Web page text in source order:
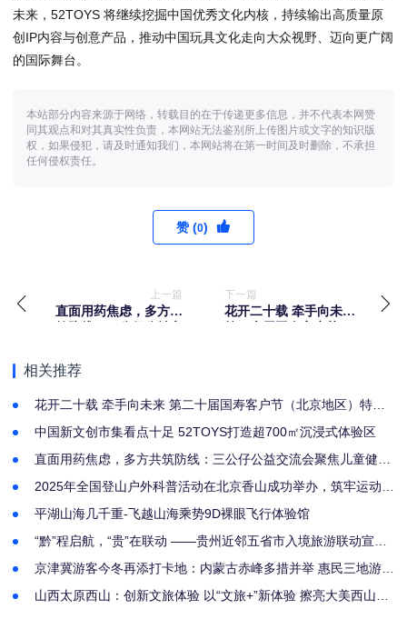
未来，52TOYS 将继续挖掘中国优秀文化内核，持续输出高质量原
创IP内容与创意产品，推动中国玩具文化走向大众视野、迈向更广阔
的国际舞台。
本站部分内容来源于网络，转载目的在于传递更多信息，并不代表本网赞
同其观点和对其真实性负责，本网站无法鉴别所上传图片或文字的知识版
权，如果侵犯，请及时通知我们，本网站将在第一时间及时删除，不承担
任何侵权责任。
赞 (0)
上一篇
直面用药焦虑，多方共
下一篇
花开二十载 牵手向未来
相关推荐
花开二十载 牵手向未来 第二十届国寿客户节（北京地区）特别
中国新文创市集看点十足 52TOYS打造超700㎡沉浸式体验区
直面用药焦虑，多方共筑防线：三公仔公益交流会聚焦儿童健康
2025年全国登山户外科普活动在北京香山成功举办，筑牢运动安
平湖山海几千重-飞越山海乘势9D裸眼飞行体验馆
“黔”程启航，“贵”在联动 ——贵州近邻五省市入境旅游联动宣传
京津冀游客今冬再添打卡地：内蒙古赤峰多措并举 惠民三地游客
山西太原西山：创新文旅体验 以“文旅+”新体验 擦亮大美西山品